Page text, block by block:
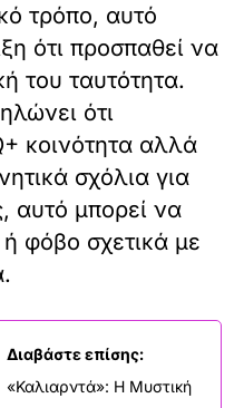
τρόπο, αυτό
ότι προσπαθεί να
του ταυτότητα.
ότι
κοινότητα αλλά
σχόλια για
αυτό μπορεί να
φόβο σχετικά με
Διαβάστε επίσης:
«Καλιαρντά»: Η Μυστική